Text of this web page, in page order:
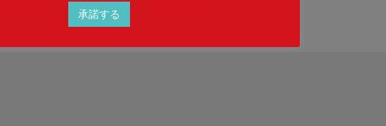
承諾する